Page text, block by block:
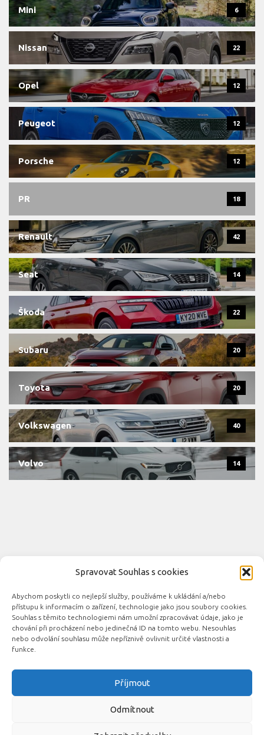
Spravovat Souhlas s cookies
Abychom poskytli co nejlepší služby, používáme k ukládání a/nebo
přístupu k informacím o zařízení, technologie jako jsou soubory cookies.
Souhlas s těmito technologiemi nám umožní zpracovávat údaje, jako je
chování při procházení nebo jedinečná ID na tomto webu. Nesouhlas
nebo odvolání souhlasu může nepříznivě ovlivnit určité vlastnosti a
funkce.
Příjmout
Odmítnout
Mini 6
Nissan 22
Opel 12
Peugeot 12
Porsche 12
PR 18
Renault 42
Seat 14
Škoda 22
Subaru 20
Toyota 20
Volkswagen 40
Volvo 14
Novinky automobilového průmyslu © 2026. Všechna práva
vyhrazena.
Podporováno - Designed with the
Související automobilové magazíny:
Auta.eu DotekSlova.cz